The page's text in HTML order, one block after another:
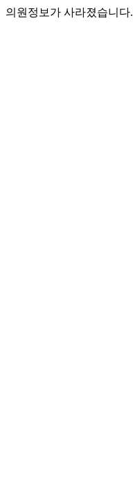
의원정보가 사라졌습니다.